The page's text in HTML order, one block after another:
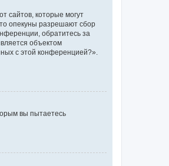
сайтов, которые могут
опекуны разрешают сбор
обратитесь за
объектом
с этой конференцией?».
вы пытаетесь